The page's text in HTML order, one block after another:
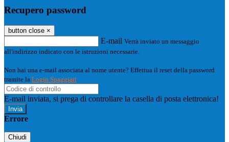
Recupero password
button close ×
E-mail Verrà inviato un messaggio
all'indirizzo indicato con le istruzioni necessarie.
Non hai una e-mail associata al nome utente? Effettua il reset della password
tramite la Login Spaggiari
E-mail inviata, si prega di controllare la casella di posta elettronica!
Errore
Chiudi